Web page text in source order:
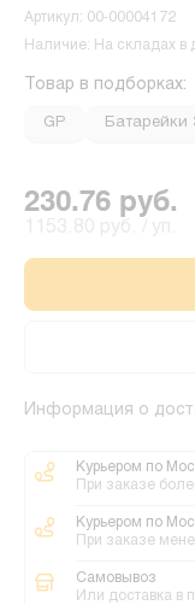
Артикул: 00-00004172
Наличие: На складах в
Товар в подборках:
GP Батарейки
230.76 руб.
Информация о
Курьером по
При заказе
Курьером по
При заказе
Самовывоз
Или доставка в